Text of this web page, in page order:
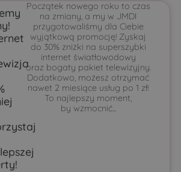
Początek nowego roku to czas
na zmiany, a my w JMDI
przygotowaliśmy dla Ciebie
wyjątkową promocję! Zyskaj
do 30% zniżki na superszybki
internet światłowodowy
oraz bogaty pakiet telewizyjny.
Dodatkowo, możesz otrzymać
nawet 2 miesiące usług po 1 zł!
To najlepszy moment,
by wzmocnić...